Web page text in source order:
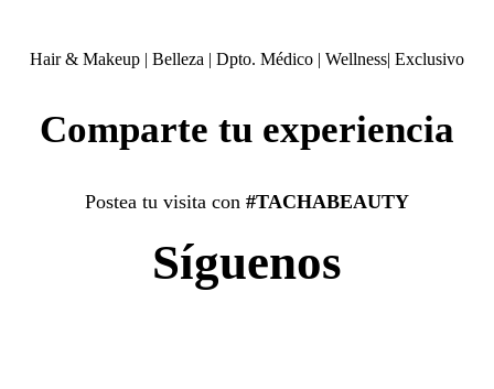
Hair & Makeup | Belleza | Dpto. Médico | Wellness| Exclusivo
Comparte tu experiencia
Postea tu visita con #TACHABEAUTY
Síguenos